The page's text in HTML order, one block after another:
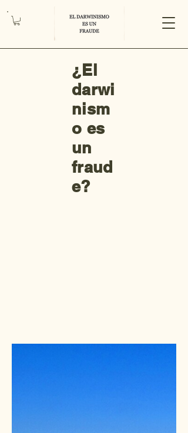
¿El
darwi
nism
o es
un
fraud
e?